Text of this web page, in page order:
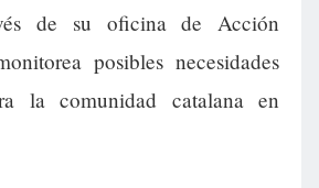
de su oficina de Acción
posibles necesidades
la comunidad catalana en